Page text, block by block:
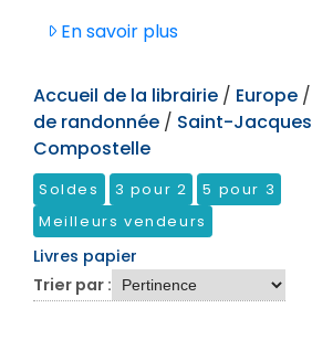
En savoir plus
Accueil de la librairie / Europe /
de randonnée / Saint-
Compostelle
Soldes 3 pour 2
5 pour 3
Meilleurs vendeurs
Livres papier
Trier par :